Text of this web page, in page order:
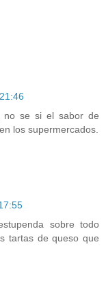
no se si el sabor de
los supermercados.
sobre todo
tartas de queso que